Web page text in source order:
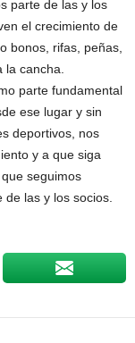
parte de las y los
el crecimiento de
bonos, rifas, peñas,
cancha.
parte fundamental
ese lugar y sin
deportivos, nos
y a que siga
seguimos
las y los socios.